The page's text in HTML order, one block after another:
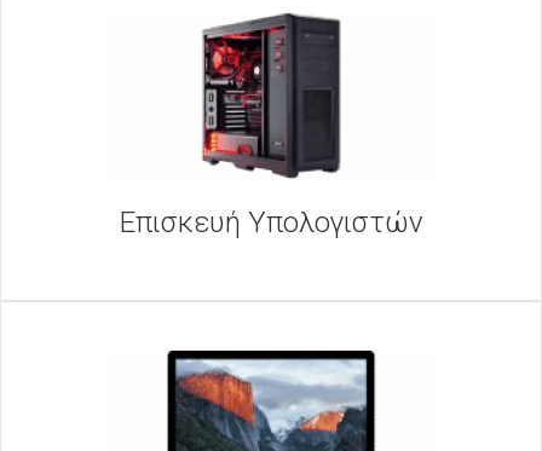
Επισκευή Υπολογιστών